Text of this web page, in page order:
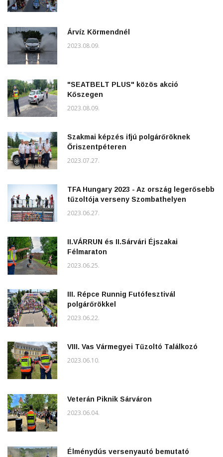
Árvíz Körmendnél
2023.08.09.
"SEATBELT PLUS" közös akció
Kőszegen
2023.08.09.
Szakmai képzés ifjú polgárőröknek
Őriszentpéteren
2023.07.27.
TFA Hungary 2023 - Az ország legerősebb
tűzoltója verseny Szombathelyen
2023.06.27.
II.VÁRRUN és II.Sárvári Éjszakai
Félmaraton
2023.06.25.
III. Répce Runnig Futófesztivál
polgárőrökkel
2023.06.22.
VIII. Vas Vármegyei Tűzoltó Találkozó
2023.06.10.
Veterán Piknik Sárváron
2023.06.04.
Élménydús versenyautó bemutató